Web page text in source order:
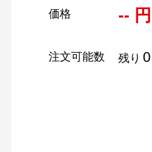
価格 -- 円
注文可能数 残り 0